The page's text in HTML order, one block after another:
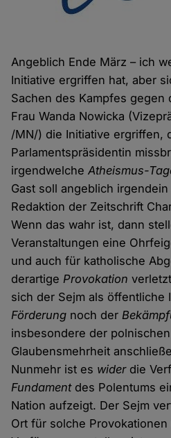
Angeblich Ende März – ich
Initiative ergriffen hat, aber
Sachen des Kampfes gegen
Frau Wanda Nowicka
/MN/) die Initiative ergriffen,
Parlamentspräsidentin
irgendwelcheAtheismus-
Gast soll angeblich
Redaktion der Zeitschrift
Wenn das wahr ist, dann
Veranstaltungen eine
und auch für katholische
derartigeProvokation
sich der Sejm als öffentliche
Förderung noch der
insbesondere der
Glaubensmehrheit
Nunmehr ist es widerdie
Fundamentdes Polentums
Nation aufzeigt. Der Sejm
Ort für solche